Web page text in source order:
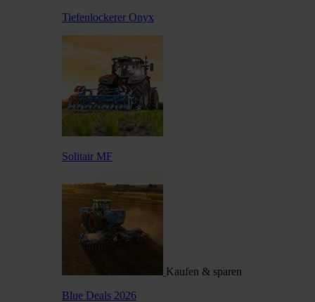
Tiefenlockerer Onyx
Solitair MF
Kaufen & sparen
Blue Deals 2026